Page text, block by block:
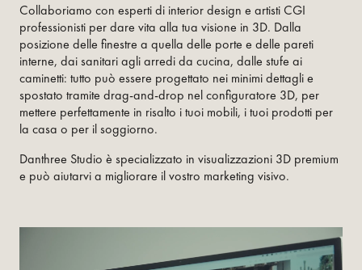
Collaboriamo con esperti di interior design e artisti CGI
professionisti per dare vita alla tua visione in 3D. Dalla
posizione delle finestre a quella delle porte e delle pareti
interne, dai sanitari agli arredi da cucina, dalle stufe ai
caminetti: tutto può essere progettato nei minimi dettagli e
spostato tramite drag-and-drop nel configuratore 3D, per
mettere perfettamente in risalto i tuoi mobili, i tuoi prodotti per
la casa o per il soggiorno.
Danthree Studio è specializzato in visualizzazioni 3D premium
e può aiutarvi a migliorare il vostro marketing visivo.